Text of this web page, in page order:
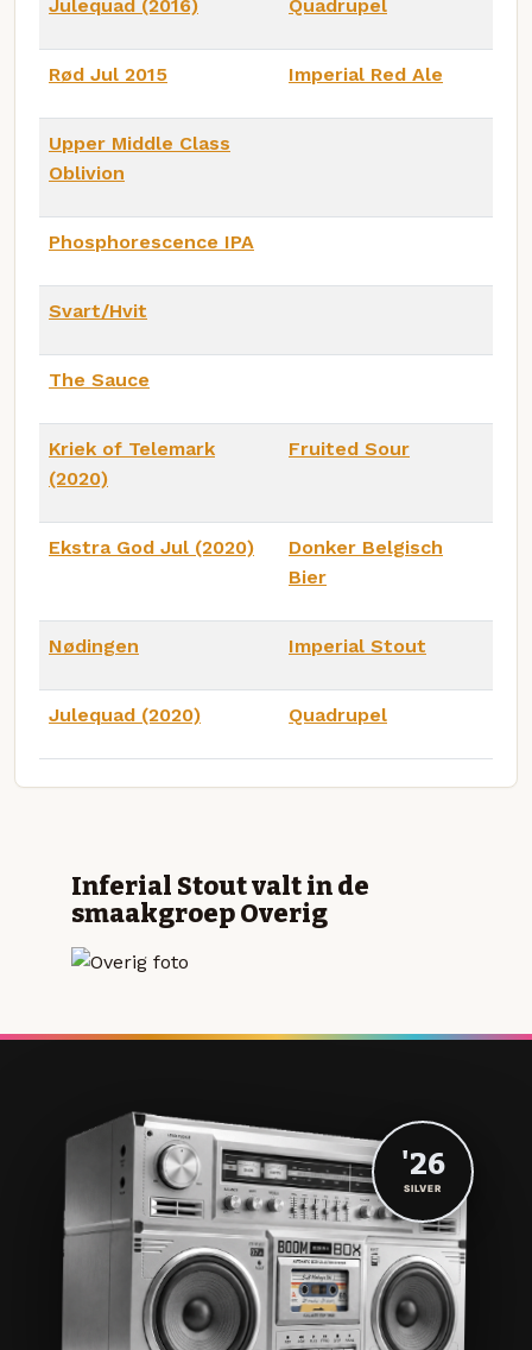
Julequad (2016) Quadrupel
Rød Jul 2015 Imperial Red Ale
Upper Middle Class
Oblivion
Phosphorescence IPA
Svart/Hvit
The Sauce
Kriek of Telemark
(2020)
Fruited Sour
Ekstra God Jul (2020)
Donker Belgisch
Bier
Nødingen Imperial Stout
Julequad (2020) Quadrupel
Inferial Stout valt in de
smaakgroep Overig
'26
SILVER